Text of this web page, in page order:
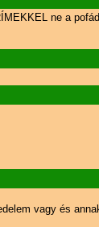
ne a
vagy és